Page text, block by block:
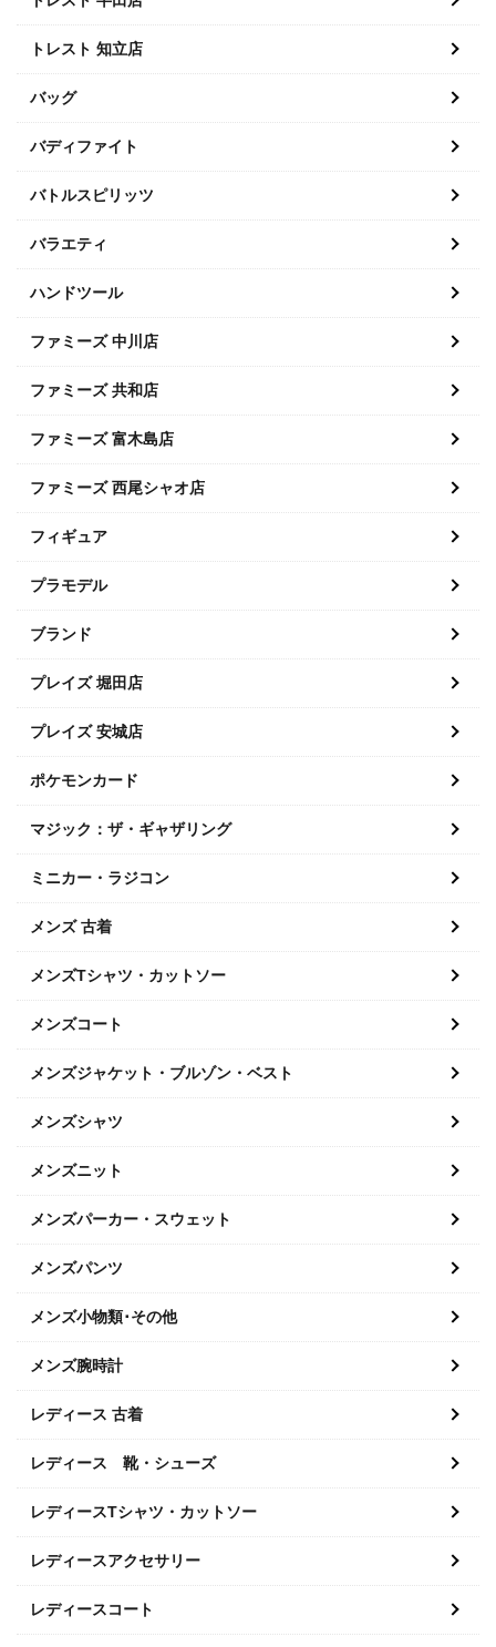
トレスト 知立店
バッグ
バディファイト
バトルスピリッツ
バラエティ
ハンドツール
ファミーズ 中川店
ファミーズ 共和店
ファミーズ 富木島店
ファミーズ 西尾シャオ店
フィギュア
プラモデル
ブランド
プレイズ 堀田店
プレイズ 安城店
ポケモンカード
マジック：ザ・ギャザリング
ミニカー・ラジコン
メンズ 古着
メンズTシャツ・カットソー
メンズコート
メンズジャケット・ブルゾン・ベスト
メンズシャツ
メンズニット
メンズパーカー・スウェット
メンズパンツ
メンズ小物類･その他
メンズ腕時計
レディース 古着
レディース 靴・シューズ
レディースTシャツ・カットソー
レディースアクセサリー
レディースコート